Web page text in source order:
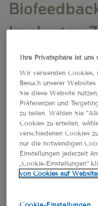
konkreten
viele, zum
Zähnepressen
Bei Migräne
Biofeedback-
den
Muskulatur
Ihre Privatsphäre ist uns
Wir verwenden Cookies,
Besuch unserer
Sie diese Website
Präferenzen und
zu teilen. Wählen Sie
Cookies zu erteilen,
verschiedenen Cookies
nur die notwendigen
Einstellungen jederzeit
„Cookie-Einstellungen“
von Cookies auf